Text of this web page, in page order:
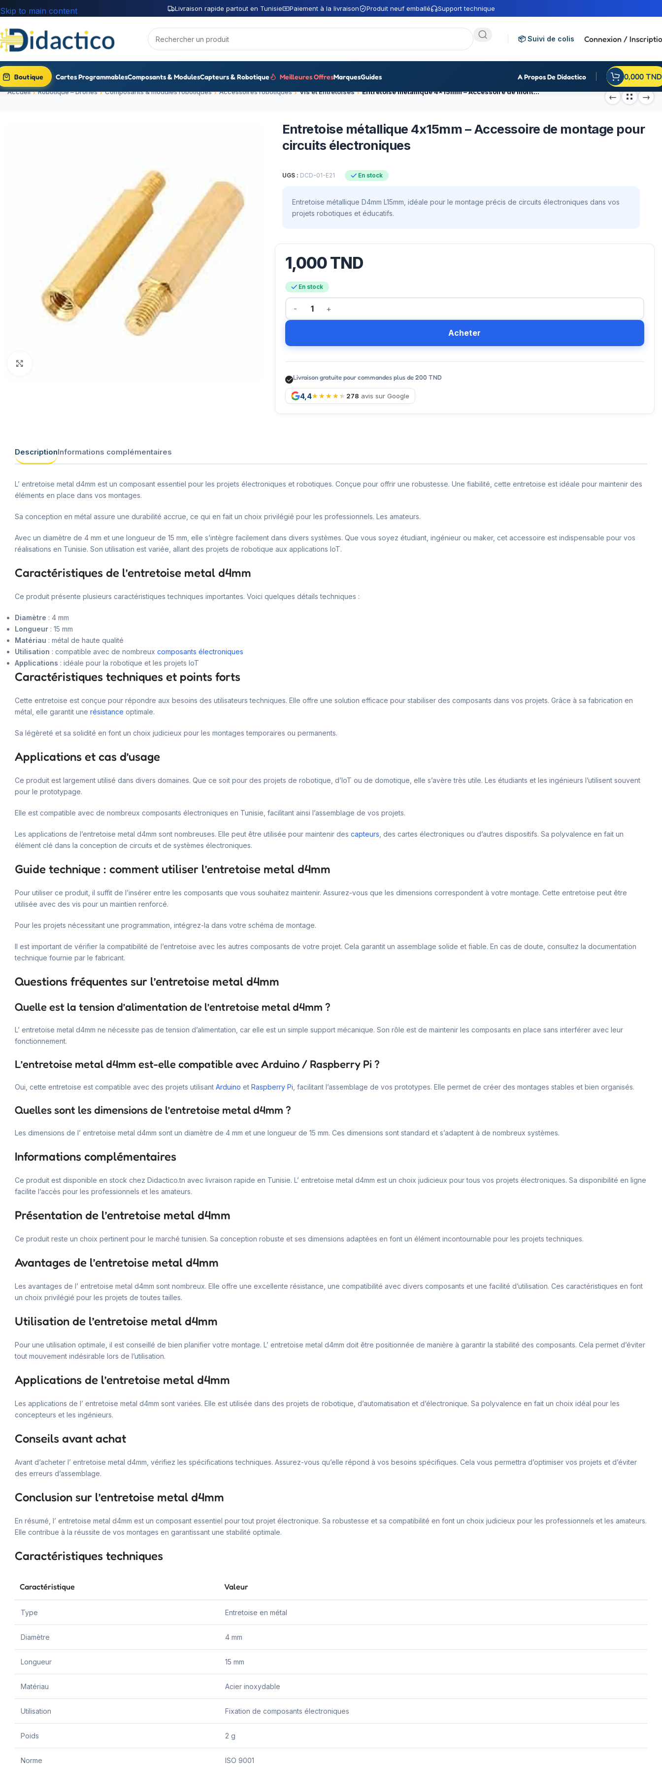
Livraison rapide partout en Tunisie Paiement à la livraison Produit neuf emballé Support technique
Skip to main content
📦 Suivi de colis Connexion /
Boutique Cartes ProgrammablesComposants & ModulesCapteurs & Robotique Meilleures OffresMarquesGuides A Propos De Didactico 0,000 TND
Accueil Robotique – Drones Composants & modules robotiques Accessoires robotiques Vis et Entretoises Entretoise métallique 4x15mm – Accessoire de montage pour circuits électroniques
Entretoise métallique 4x15mm – Accessoire de montage pour
circuits électroniques
UGS : DCD-01-E21 En stock
Entretoise métallique D4mm L15mm, idéale pour le montage précis de circuits électroniques dans vos
projets robotiques et éducatifs.
1,000TND
En stock
Acheter
Livraison gratuite pour commandes plus de 200 TND
4,4 278 avis sur Google
DescriptionInformations complémentaires
L’ entretoise metal d4mm est un composant essentiel pour les projets électroniques et robotiques. Conçue pour offrir une robustesse. Une fiabilité, cette entretoise est idéale pour maintenir des
éléments en place dans vos montages.
Sa conception en métal assure une durabilité accrue, ce qui en fait un choix privilégié pour les professionnels. Les amateurs.
Avec un diamètre de 4 mm et une longueur de 15 mm, elle s’intègre facilement dans divers systèmes. Que vous soyez étudiant, ingénieur ou maker, cet accessoire est indispensable pour vos
réalisations en Tunisie. Son utilisation est variée, allant des projets de robotique aux applications IoT.
Caractéristiques de l’entretoise metal d4mm
Ce produit présente plusieurs caractéristiques techniques importantes. Voici quelques détails techniques :
Diamètre : 4 mm
Longueur : 15 mm
Matériau : métal de haute qualité
Utilisation : compatible avec de nombreux composants électroniques
Applications : idéale pour la robotique et les projets IoT
Caractéristiques techniques et points forts
Cette entretoise est conçue pour répondre aux besoins des utilisateurs techniques. Elle offre une solution efficace pour stabiliser des composants dans vos projets. Grâce à sa fabrication en
métal, elle garantit une résistance optimale.
Sa légèreté et sa solidité en font un choix judicieux pour les montages temporaires ou permanents.
Applications et cas d’usage
Ce produit est largement utilisé dans divers domaines. Que ce soit pour des projets de robotique, d’IoT ou de domotique, elle s’avère très utile. Les étudiants et les ingénieurs l’utilisent souvent
pour le prototypage.
Elle est compatible avec de nombreux composants électroniques en Tunisie, facilitant ainsi l’assemblage de vos projets.
Les applications de l’entretoise metal d4mm sont nombreuses. Elle peut être utilisée pour maintenir des capteurs , des cartes électroniques ou d’autres dispositifs. Sa polyvalence en fait un
élément clé dans la conception de circuits et de systèmes électroniques.
Guide technique : comment utiliser l’entretoise metal d4mm
Pour utiliser ce produit, il suffit de l’insérer entre les composants que vous souhaitez maintenir. Assurez-vous que les dimensions correspondent à votre montage. Cette entretoise peut être
utilisée avec des vis pour un maintien renforcé.
Pour les projets nécessitant une programmation, intégrez-la dans votre schéma de montage.
Il est important de vérifier la compatibilité de l’entretoise avec les autres composants de votre projet. Cela garantit un assemblage solide et fiable. En cas de doute, consultez la documentation
technique fournie par le fabricant.
Questions fréquentes sur l’entretoise metal d4mm
Quelle est la tension d’alimentation de l’entretoise metal d4mm ?
L’ entretoise metal d4mm ne nécessite pas de tension d’alimentation, car elle est un simple support mécanique. Son rôle est de maintenir les composants en place sans interférer avec leur
fonctionnement.
L’entretoise metal d4mm est-elle compatible avec Arduino / Raspberry Pi ?
Oui, cette entretoise est compatible avec des projets utilisant Arduino et Raspberry Pi , facilitant l’assemblage de vos prototypes. Elle permet de créer des montages stables et bien organisés.
Quelles sont les dimensions de l’entretoise metal d4mm ?
Les dimensions de l’ entretoise metal d4mm sont un diamètre de 4 mm et une longueur de 15 mm. Ces dimensions sont standard et s’adaptent à de nombreux systèmes.
Informations complémentaires
Ce produit est disponible en stock chez Didactico.tn avec livraison rapide en Tunisie. L’ entretoise metal d4mm est un choix judicieux pour tous vos projets électroniques. Sa disponibilité en ligne
facilite l’accès pour les professionnels et les amateurs.
Présentation de l’entretoise metal d4mm
Ce produit reste un choix pertinent pour le marché tunisien. Sa conception robuste et ses dimensions adaptées en font un élément incontournable pour les projets techniques.
Avantages de l’entretoise metal d4mm
Les avantages de l’ entretoise metal d4mm sont nombreux. Elle offre une excellente résistance, une compatibilité avec divers composants et une facilité d’utilisation. Ces caractéristiques en font
un choix privilégié pour les projets de toutes tailles.
Utilisation de l’entretoise metal d4mm
Pour une utilisation optimale, il est conseillé de bien planifier votre montage. L’ entretoise metal d4mm doit être positionnée de manière à garantir la stabilité des composants. Cela permet d’éviter
tout mouvement indésirable lors de l’utilisation.
Applications de l’entretoise metal d4mm
Les applications de l’ entretoise metal d4mm sont variées. Elle est utilisée dans des projets de robotique, d’automatisation et d’électronique. Sa polyvalence en fait un choix idéal pour les
concepteurs et les ingénieurs.
Conseils avant achat
Avant d’acheter l’ entretoise metal d4mm, vérifiez les spécifications techniques. Assurez-vous qu’elle répond à vos besoins spécifiques. Cela vous permettra d’optimiser vos projets et d’éviter
des erreurs d’assemblage.
Conclusion sur l’entretoise metal d4mm
En résumé, l’ entretoise metal d4mm est un composant essentiel pour tout projet électronique. Sa robustesse et sa compatibilité en font un choix judicieux pour les professionnels et les amateurs.
Elle contribue à la réussite de vos montages en garantissant une stabilité optimale.
Caractéristiques techniques
Caractéristique Valeur
Type Entretoise en métal
Diamètre 4 mm
Longueur 15 mm
Matériau Acier inoxydable
Utilisation Fixation de composants électroniques
Poids 2 g
Norme ISO 9001